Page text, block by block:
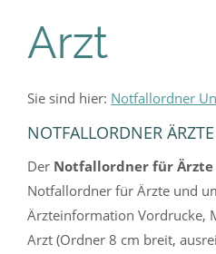
Arzt
Sie sind hier: Notfallordner
NOTFALLORDNER ÄRZTE
Der Notfallordner für Ärzte
Notfallordner für Ärzte und
Ärzteinformation Vordrucke,
Arzt (Ordner 8 cm breit,